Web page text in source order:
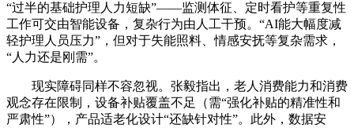
“过半的基础护理人力短缺”——监测体征、定时看护等重复性
工作可交由智能设备，复杂行为由人工干预。“AI能大幅度减
轻护理人员压力”，但对于失能照料、情感安抚等复杂需求，
“人力还是刚需”。
现实障碍同样不容忽视。张毅指出，老人消费能力和消费
观念存在限制，设备补贴覆盖不足（需“强化补贴的精准性和
严肃性”），产品适老化设计“还缺针对性”。此外，数据安